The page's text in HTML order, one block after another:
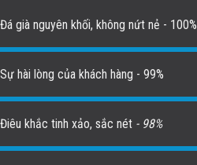
Đá già nguyên khối, không nứt nẻ - 100%
Sự hài lòng của khách hàng - 99%
Điêu khắc tinh xảo, sắc nét - 98%